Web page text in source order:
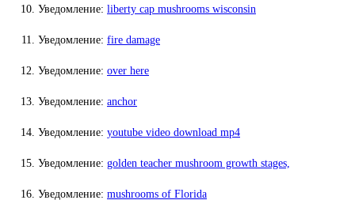
Уведомление: liberty cap mushrooms wisconsin
Уведомление: fire damage
Уведомление: over here
Уведомление: anchor
Уведомление: youtube video download mp4
Уведомление: golden teacher mushroom growth stages,
Уведомление: mushrooms of Florida